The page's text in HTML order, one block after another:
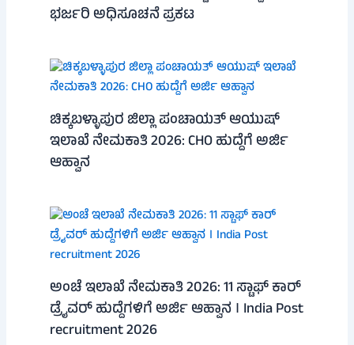
ಭರ್ಜರಿ ಅಧಿಸೂಚನೆ ಪ್ರಕಟ
ಚಿಕ್ಕಬಳ್ಳಾಪುರ ಜಿಲ್ಲಾ ಪಂಚಾಯತ್ ಆಯುಷ್
ಇಲಾಖೆ ನೇಮಕಾತಿ 2026: CHO ಹುದ್ದೆಗೆ ಅರ್ಜಿ
ಆಹ್ವಾನ
ಅಂಚೆ ಇಲಾಖೆ ನೇಮಕಾತಿ 2026: 11 ಸ್ಟಾಫ್ ಕಾರ್
ಡ್ರೈವರ್ ಹುದ್ದೆಗಳಿಗೆ ಅರ್ಜಿ ಆಹ್ವಾನ । India Post
recruitment 2026